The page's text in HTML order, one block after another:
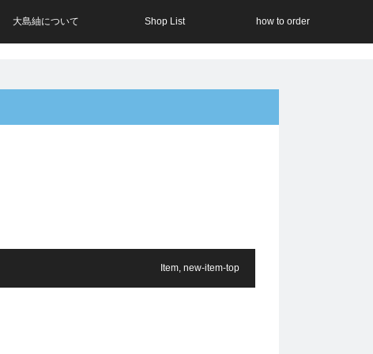
大島紬について Shop List how to order
Item, new-item-top